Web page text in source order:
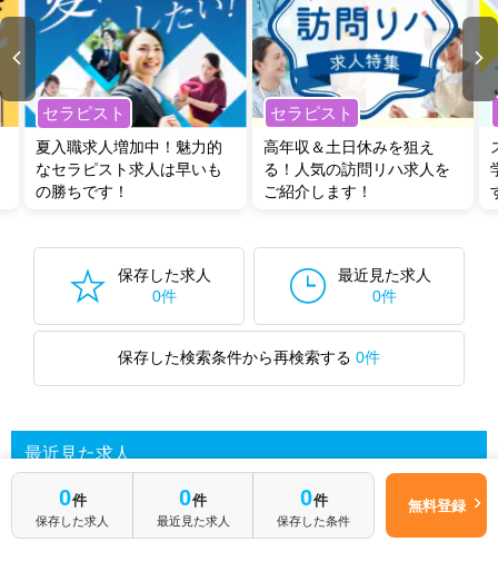
セラピスト
夏入職求人増加中！魅力的
なセラピスト求人は早いも
の勝ちです！
セラピスト
高年収＆土日休みを狙え
る！人気の訪問リハ求人を
ご紹介します！
保存した求人
0件
最近見た求人
0件
保存した検索条件から再検索する 0件
最近見た求人
あなたが最近見た求人を表示します
0件
保存した求人
0件
最近見た求人
0件
保存した条件
無料登録